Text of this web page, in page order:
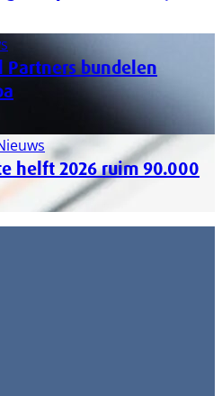
Partners bundelen
helft 2026 ruim 90.000